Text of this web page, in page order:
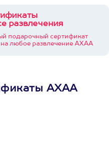
развлечения
подарочный сертификат
на любое развлечение АХАА
АХАА